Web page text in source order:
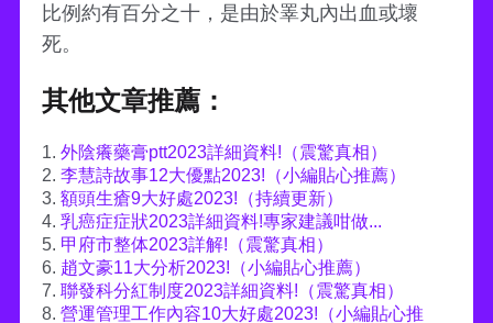
比例約有百分之十，是由於睪丸內出血或壞
死。
其他文章推薦：
1. 外陰癢藥膏ptt2023詳細資料!（震驚真相）
2. 李慧詩故事12大優點2023!（小編貼心推薦）
3. 額頭生瘡9大好處2023!（持續更新）
4. 乳癌症症狀2023詳細資料!專家建議咁做...
5. 甲府市整体2023詳解!（震驚真相）
6. 趙文豪11大分析2023!（小編貼心推薦）
7. 聯發科分紅制度2023詳細資料!（震驚真相）
8. 營運管理工作內容10大好處2023!（小編貼心推